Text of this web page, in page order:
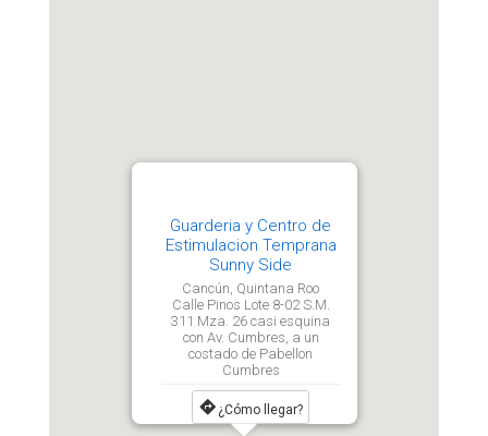
Guarderia y Centro de
Estimulacion Temprana
Sunny Side
Cancún, Quintana Roo
Calle Pinos Lote 8-02 S.M.
311 Mza. 26 casi esquina
con Av. Cumbres, a un
costado de Pabellon
Cumbres
¿Cómo llegar?